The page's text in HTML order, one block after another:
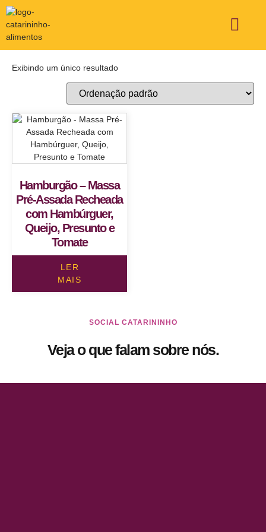
Exibindo um único resultado
Hamburgão – Massa
Pré-Assada Recheada
com Hambúrguer,
Queijo, Presunto e
Tomate
LER
MAIS
SOCIAL CATARININHO
Veja o que falam sobre nós.